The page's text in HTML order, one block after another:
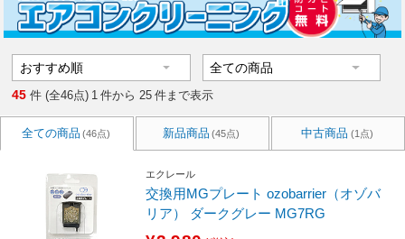
45 件 (全46点) 1 件から 25 件まで表示
全ての商品 (46点) 新品商品 (45点) 中古商品 (1点)
エクレール
交換用MGプレート ozobarrier（オゾバ
リア） ダークグレー MG7RG